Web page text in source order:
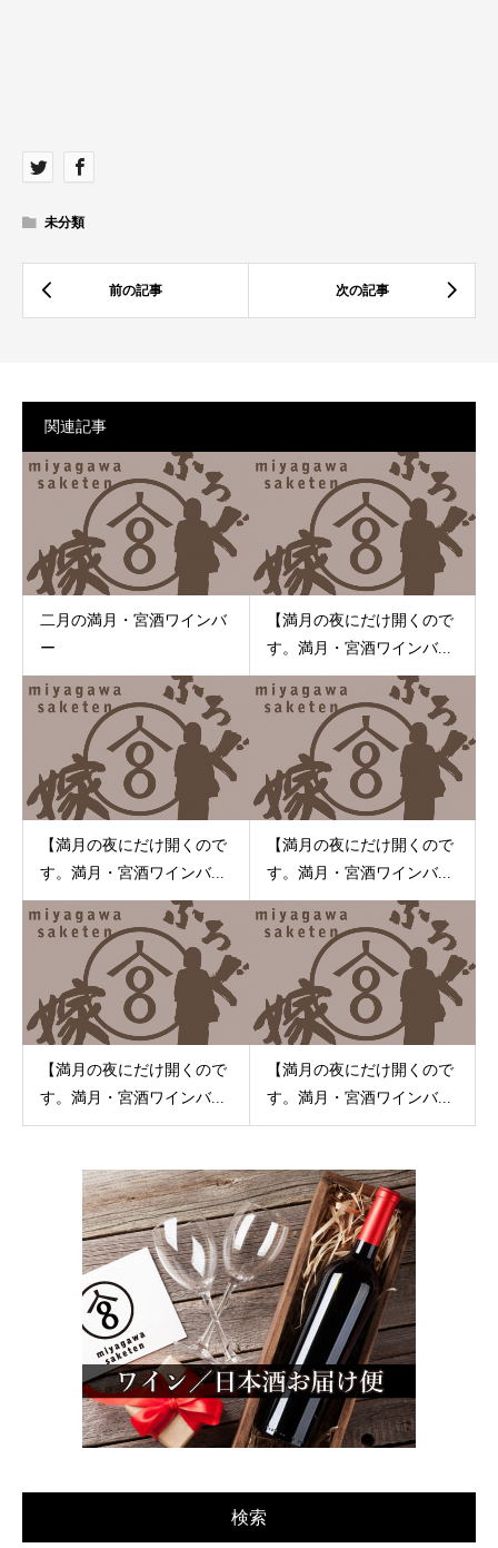
未分類
関連記事
二月の満月・宮酒ワインバ
ー
【満月の夜にだけ開くので
す。満月・宮酒ワインバ...
【満月の夜にだけ開くので
す。満月・宮酒ワインバ...
【満月の夜にだけ開くので
す。満月・宮酒ワインバ...
【満月の夜にだけ開くので
す。満月・宮酒ワインバ...
【満月の夜にだけ開くので
す。満月・宮酒ワインバ...
検索